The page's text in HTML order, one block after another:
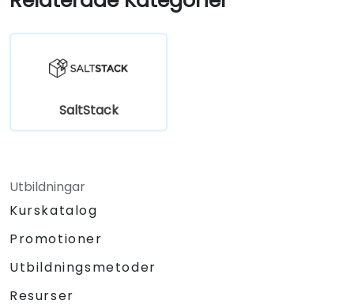
SaltStack
Utbildningar
Kurskatalog
Promotioner
Utbildningsmetoder
Resurser